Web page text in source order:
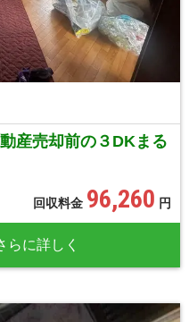
産売却前の３DKまる
回収料金 96,260 円
らに詳しく